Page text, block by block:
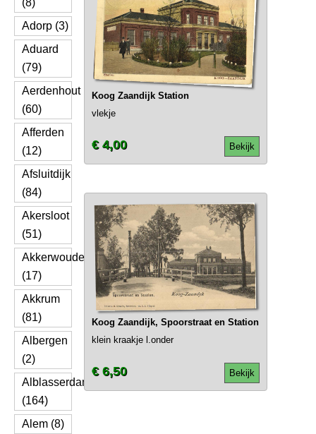
(8)
Adorp (3)
Aduard
(79)
Aerdenhout
(60)
Afferden
(12)
Afsluitdijk
(84)
Akersloot
(51)
Akkerwoude
(17)
Akkrum
(81)
Albergen
(2)
Alblasserdam
(164)
Alem (8)
Koog Zaandijk Station
vlekje
Bekijk
€ 4,00
Koog Zaandijk, Spoorstraat en Station
klein kraakje l.onder
Bekijk
€ 6,50